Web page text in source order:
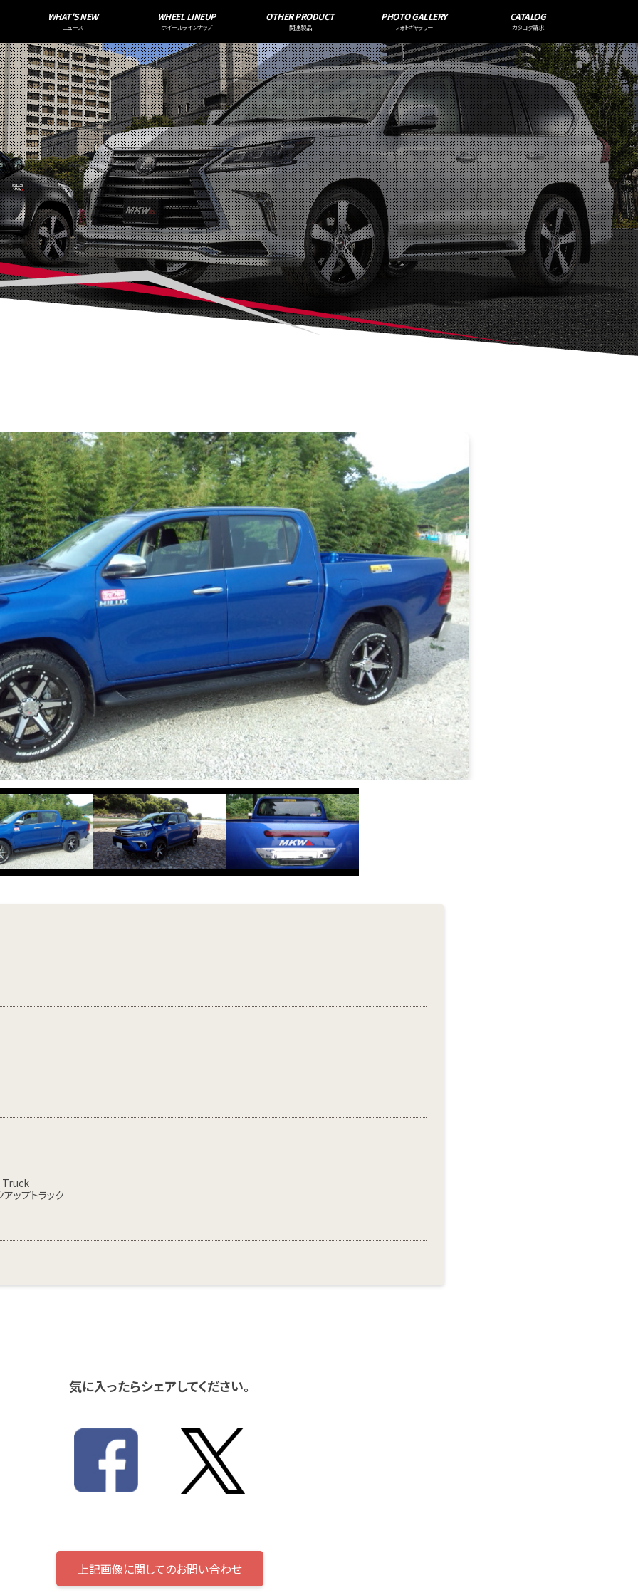
WHAT'S NEW
ニュース
WHEEL LINEUP
ホイールラインナップ
OTHER PRODUCT
関連製品
PHOTO GALLERY
フォトギャラリー
CATALOG
カタログ請求
Truck
ップトラック
気に入ったらシェアしてください。
上記画像に関してのお問い合わせ